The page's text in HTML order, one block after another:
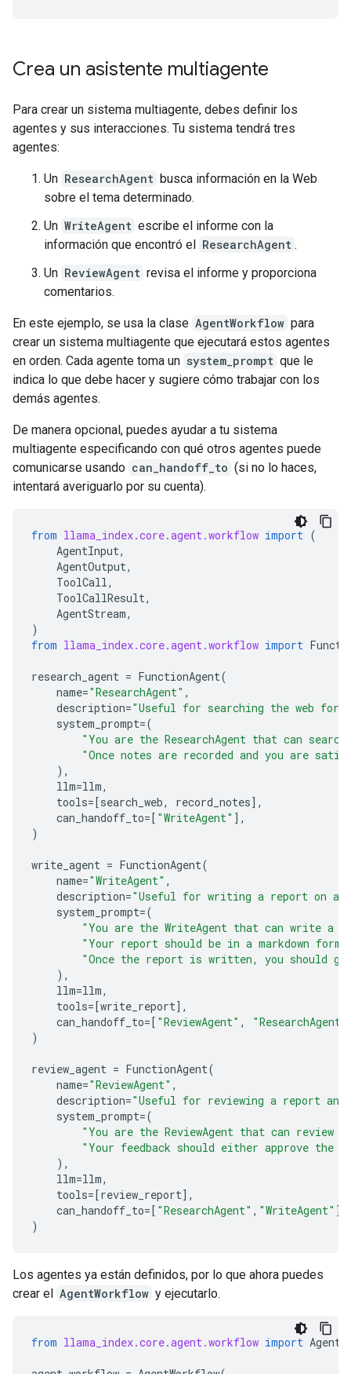
Crea un asistente multiagente
Para crear un sistema multiagente, debes definir los
agentes y sus interacciones. Tu sistema tendrá tres
agentes:
Un ResearchAgent busca información en la Web
sobre el tema determinado.
Un WriteAgent escribe el informe con la
información que encontró el ResearchAgent .
Un ReviewAgent revisa el informe y proporciona
comentarios.
En este ejemplo, se usa la clase AgentWorkflow para
crear un sistema multiagente que ejecutará estos agentes
en orden. Cada agente toma un system_prompt que le
indica lo que debe hacer y sugiere cómo trabajar con los
demás agentes.
De manera opcional, puedes ayudar a tu sistema
multiagente especificando con qué otros agentes puede
comunicarse usando can_handoff_to (si no lo haces,
intentará averiguarlo por su cuenta).
from llama_index.core.agent.workflow import (
AgentInput,
AgentOutput,
ToolCall,
ToolCallResult,
AgentStream,
)
from llama_index.core.agent.workflow import
research_agent = FunctionAgent(
name="ResearchAgent" ,
description="Useful for searching the web for
system_prompt=(
"You are the ResearchAgent that can
"Once notes are recorded and you are
),
llm=llm,
tools=[search_web, record_notes],
can_handoff_to=[ "WriteAgent" ],
)
write_agent = FunctionAgent(
name="WriteAgent" ,
description="Useful for writing a report on a
system_prompt=(
"You are the WriteAgent that can write a
"Your report should be in a markdown
"Once the report is written, you should
),
llm=llm,
tools=[write_report],
can_handoff_to=[ "ReviewAgent" , "ResearchAgent"
)
review_agent = FunctionAgent(
name="ReviewAgent" ,
description="Useful for reviewing a report and
system_prompt=(
"You are the ReviewAgent that can review
"Your feedback should either approve the
),
llm=llm,
tools=[review_report],
can_handoff_to=[ "ResearchAgent" , "WriteAgent" ],
)
Los agentes ya están definidos, por lo que ahora puedes
crear el AgentWorkflow y ejecutarlo.
from llama_index.core.agent.workflow import